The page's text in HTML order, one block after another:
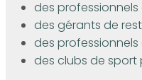
des
des gérants de
des professionnels
des clubs de sport